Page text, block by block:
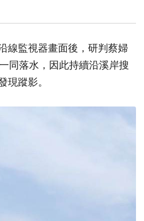
線監視器畫面後，研判蔡婦
同落水，因此持續沿溪岸搜
現蹤影。